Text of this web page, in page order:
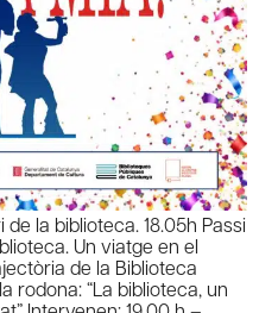
la biblioteca. 18.05h Passi
Un viatge en el
de la Biblioteca
rodona: “La biblioteca, un